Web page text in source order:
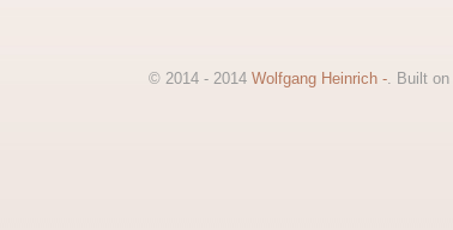
© 2014 - 2014 Wolfgang Heinrich -. Built on